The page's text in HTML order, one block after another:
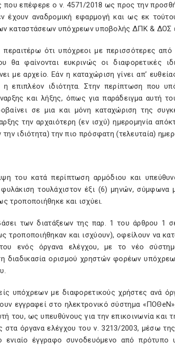
που επέφερε ο ν. 4571/2018 ως προς την
έχουν αναδρομική εφαρμογή και ως εκ
καταστάσεων υπόχρεων υποβολής ΔΠΚ & ΔΟΣ
περαιτέρω ότι υπόχρεοι με περισσότερες
θα φαίνονται ευκρινώς οι διαφορετικές
με αρχείο. Εάν η καταχώριση γίνει απ’
επιπλέον ιδιότητα. Στην περίπτωση που
και λήξης, όπως για παράδειγμα αυτή
σε μια και μόνη καταχώριση της
την αρχαιότερη (εν ισχύ) ημερομηνία
την ιδιότητα) την πιο πρόσφατη (τελευταία)
του κατά περίπτωση αρμόδιου και
φυλάκιση τουλάχιστον έξι (6) μηνών,
τροποποιήθηκε και ισχύει.
των διατάξεων της παρ. 1 του άρθρου 1
τροποποιήθηκαν και ισχύουν), οφείλουν να
ενός όργανα ελέγχου, με το νέο
διαδικασία ορισμού χρηστών φορέων
υπόχρεων με διαφορετικούς χρήστες ανά
εγγραφεί στο ηλεκτρονικό σύστημα
του, ως υπευθύνους για την επικοινωνία και
στα όργανα ελέγχου του ν. 3213/2003, μέσω
ενιαίο έγγραφο συνοδευόμενο από